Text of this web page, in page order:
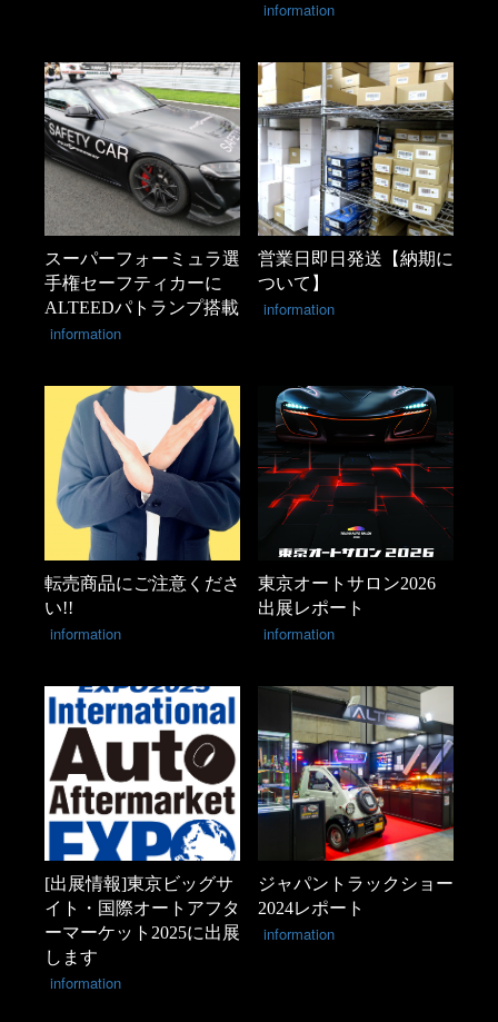
information
スーパーフォーミュラ選
手権セーフティカーに
ALTEEDパトランプ搭載
information
営業日即日発送【納期に
ついて】
information
転売商品にご注意くださ
い!!
information
東京オートサロン2026
出展レポート
information
[出展情報]東京ビッグサ
イト・国際オートアフタ
ーマーケット2025に出展
します
information
ジャパントラックショー
2024レポート
information